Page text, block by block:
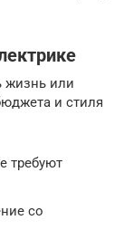
жизнь или
и стиля
требуют
со